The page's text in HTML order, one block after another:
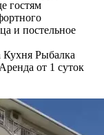
гостям
и постельное
Кухня Рыбалка
Аренда от 1 суток